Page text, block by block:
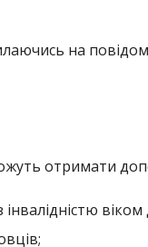
на
отримати